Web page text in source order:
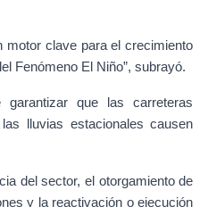
motor clave para el crecimiento
Fenómeno El Niño”, subrayó.
garantizar que las carreteras
lluvias estacionales causen
del sector, el otorgamiento de
y la reactivación o ejecución